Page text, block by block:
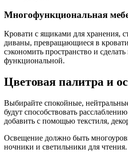
Многофункциональная
Кровати с ящиками для хранения,
диваны, превращающиеся в
сэкономить пространство и
функциональной.
Цветовая палитра и
Выбирайте спокойные,
будут способствовать
добавить с помощью текстиля,
Освещение должно быть
ночники и светильники для чтения.